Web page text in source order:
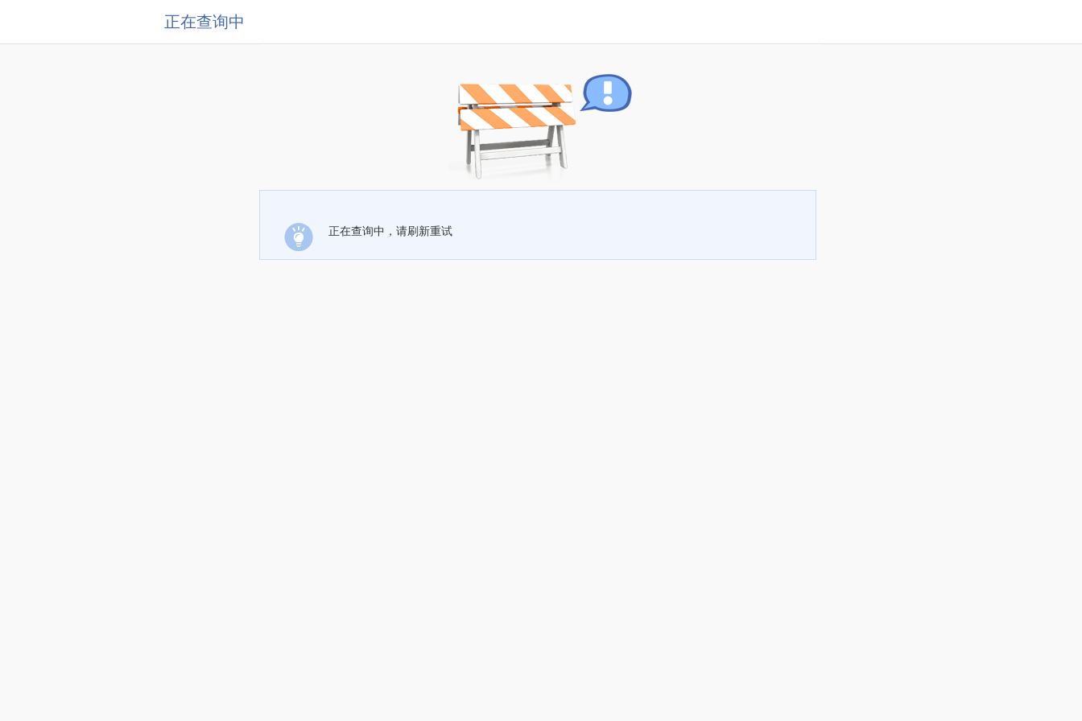
正在查询中
正在查询中，请刷新重试